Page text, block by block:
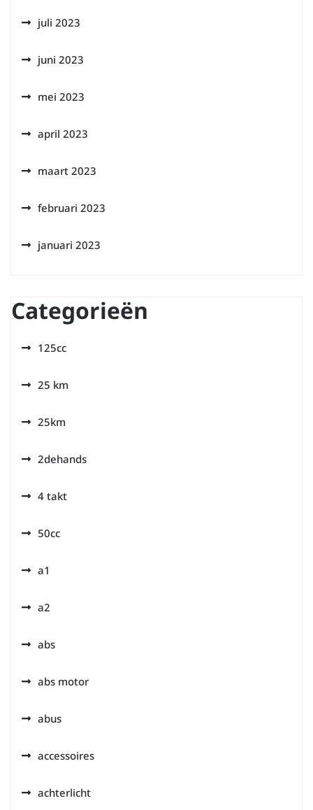
juli 2023
juni 2023
mei 2023
april 2023
maart 2023
februari 2023
januari 2023
Categorieën
125cc
25 km
25km
2dehands
4 takt
50cc
a1
a2
abs
abs motor
abus
accessoires
achterlicht